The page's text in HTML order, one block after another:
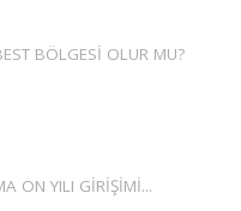
BÖLGESİ OLUR MU?
ON YILI GİRİŞİMİ...